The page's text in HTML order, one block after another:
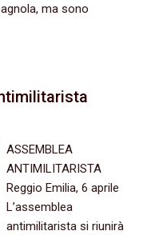
ma sono
ASSEMBLEA
ANTIMILITARISTA
Reggio Emilia, 6 aprile
L’assemblea
antimilitarista si riunirà